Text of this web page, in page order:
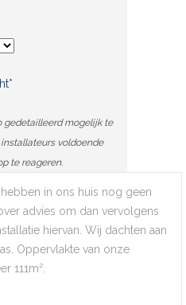
gedetailleerd mogelijk te
voldoende
te reageren.